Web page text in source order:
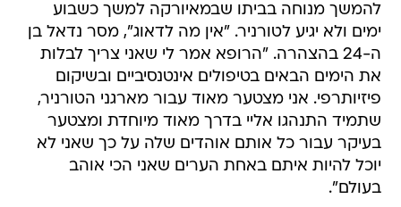
להמשך מנוחה בביתו שבמאיורקה למשך כשבוע
ימים ולא יגיע לטורניר. "אין מה לדאוג", מסר נדאל בן
ה-24 בהצהרה. "הרופא אמר לי שאני צריך לבלות
את הימים הבאים בטיפולים אינטנסיביים ובשיקום
פיזיותרפי. אני מצטער מאוד עבור מארגני הטורניר,
שתמיד התנהגו אליי בדרך מאוד מיוחדת ומצטער
בעיקר עבור כל אותם אוהדים שלה על כך שאני לא
יוכל להיות איתם באחת הערים שאני הכי אוהב
בעולם".